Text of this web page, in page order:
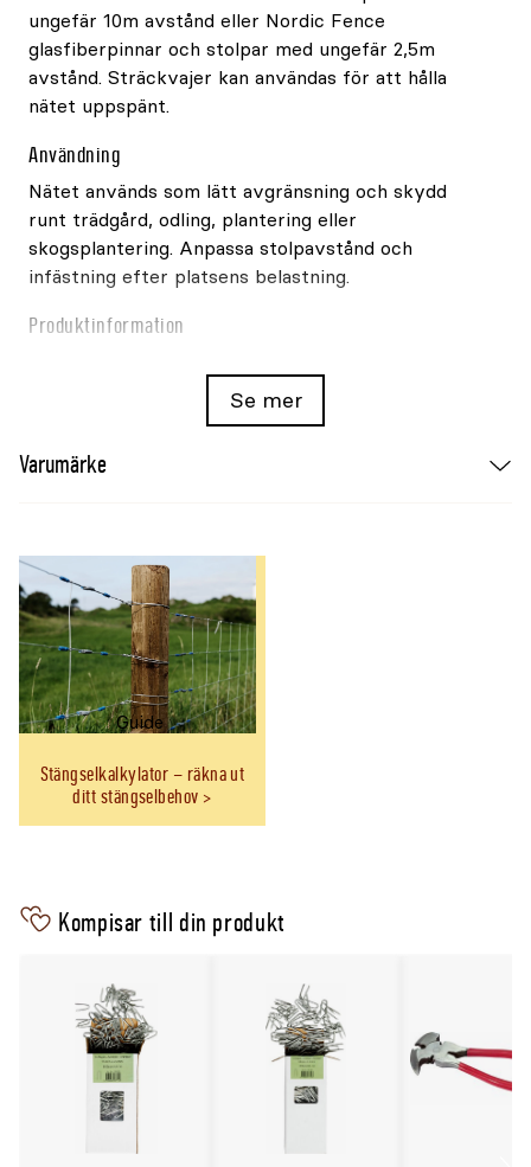
ungefär 10m avstånd eller Nordic Fence
glasfiberpinnar och stolpar med ungefär 2,5m
avstånd. Sträckvajer kan användas för att hålla
nätet uppspänt.
Användning
Nätet används som lätt avgränsning och skydd
runt trädgård, odling, plantering eller
skogsplantering. Anpassa stolpavstånd och
infästning efter platsens belastning.
Produktinformation
Se ävenSkyddsnät Nordic Fence 20x35mm svart
1,5x100mi samma produktfamilj.
Se mer
Varumärke
Guide
Stängselkalkylator – räkna ut
ditt stängselbehov
Kompisar till din produkt